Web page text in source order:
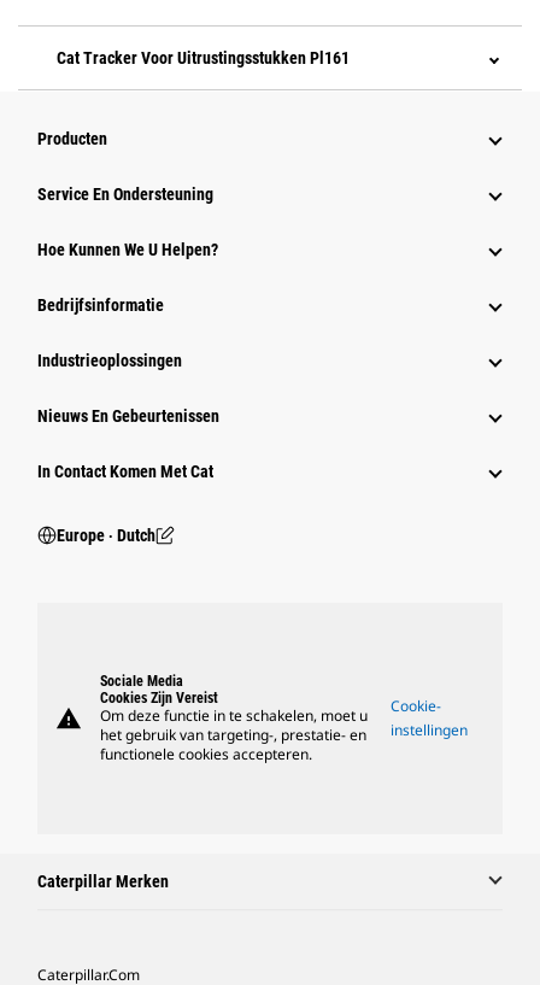
Cat Tracker Voor Uitrustingsstukken Pl161
Producten
Service En Ondersteuning
Hoe Kunnen We U Helpen?
Bedrijfsinformatie
Industrieoplossingen
Nieuws En Gebeurtenissen
In Contact Komen Met Cat
Europe ‧ Dutch
warning
Sociale Media
Cookies Zijn Vereist
Om deze functie in te schakelen, moet u
het gebruik van targeting-, prestatie- en
functionele cookies accepteren.
Cookie-
instellingen
Caterpillar Merken
Caterpillar.com